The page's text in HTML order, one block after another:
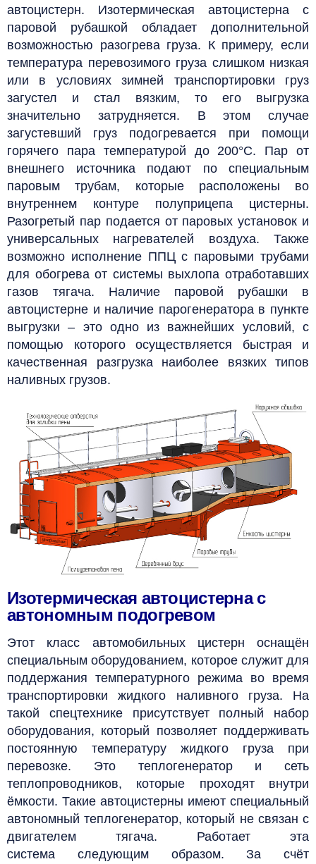
автоцистерн. Изотермическая автоцистерна с
паровой рубашкой обладает дополнительной
возможностью разогрева груза. К примеру, если
температура перевозимого груза слишком низкая
или в условиях зимней транспортировки груз
загустел и стал вязким, то его выгрузка
значительно затрудняется. В этом случае
загустевший груз подогревается при помощи
горячего пара температурой до 200°С. Пар от
внешнего источника подают по специальным
паровым трубам, которые расположены во
внутреннем контуре полуприцепа цистерны.
Разогретый пар подается от паровых установок и
универсальных нагревателей воздуха. Также
возможно исполнение ППЦ с паровыми трубами
для обогрева от системы выхлопа отработавших
газов тягача. Наличие паровой рубашки в
автоцистерне и наличие парогенератора в пункте
выгрузки – это одно из важнейших условий, с
помощью которого осуществляется быстрая и
качественная разгрузка наиболее вязких типов
наливных грузов.
Изотермическая автоцистерна с
автономным подогревом
Этот класс автомобильных цистерн оснащён
специальным оборудованием, которое служит для
поддержания температурного режима во время
транспортировки жидкого наливного груза. На
такой спецтехнике присутствует полный набор
оборудования, который позволяет поддерживать
постоянную температуру жидкого груза при
перевозке. Это теплогенератор и сеть
теплопроводников, которые проходят внутри
ёмкости. Такие автоцистерны имеют специальный
автономный теплогенератор, который не связан с
двигателем тягача. Работает эта
система следующим образом. За счёт